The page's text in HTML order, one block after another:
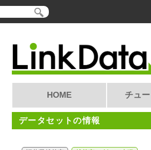
HOME チュ
データセットの情報